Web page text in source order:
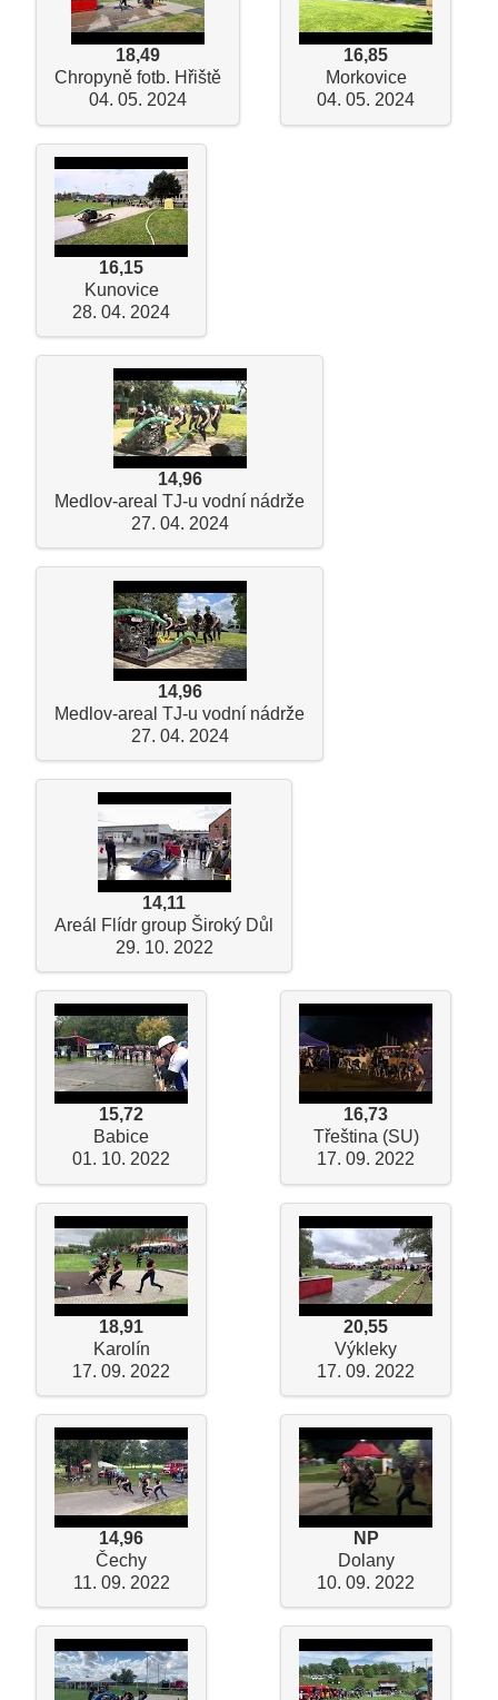
18,49
Chropyně fotb. Hřiště
04. 05. 2024
16,85
Morkovice
04. 05. 2024
16,15
Kunovice
28. 04. 2024
14,96
Medlov-areal TJ-u vodní nádrže
27. 04. 2024
14,96
Medlov-areal TJ-u vodní nádrže
27. 04. 2024
14,11
Areál Flídr group Široký Důl
29. 10. 2022
15,72
Babice
01. 10. 2022
16,73
Třeština (SU)
17. 09. 2022
18,91
Karolín
17. 09. 2022
20,55
Výkleky
17. 09. 2022
14,96
Čechy
11. 09. 2022
NP
Dolany
10. 09. 2022